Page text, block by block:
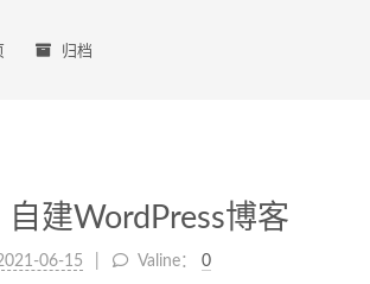
归档
建WordPress博客
06-15 Valine： 0